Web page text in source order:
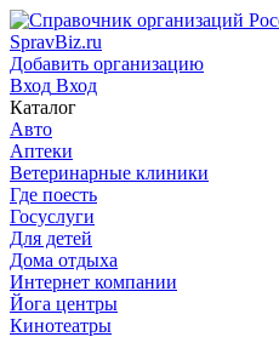
SpravBiz.ru
Добавить организацию
Вход Вход
Каталог
Авто
Аптеки
Ветеринарные клиники
Где поесть
Госуслуги
Для детей
Дома отдыха
Интернет компании
Йога центры
Кинотеатры